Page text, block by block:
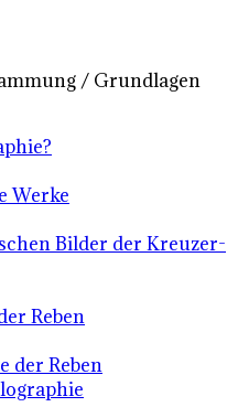
/ Grundlagen
Werke
Bilder der Kreuzer-
Reben
der Reben